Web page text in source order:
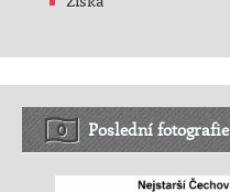
Poslední fotografie